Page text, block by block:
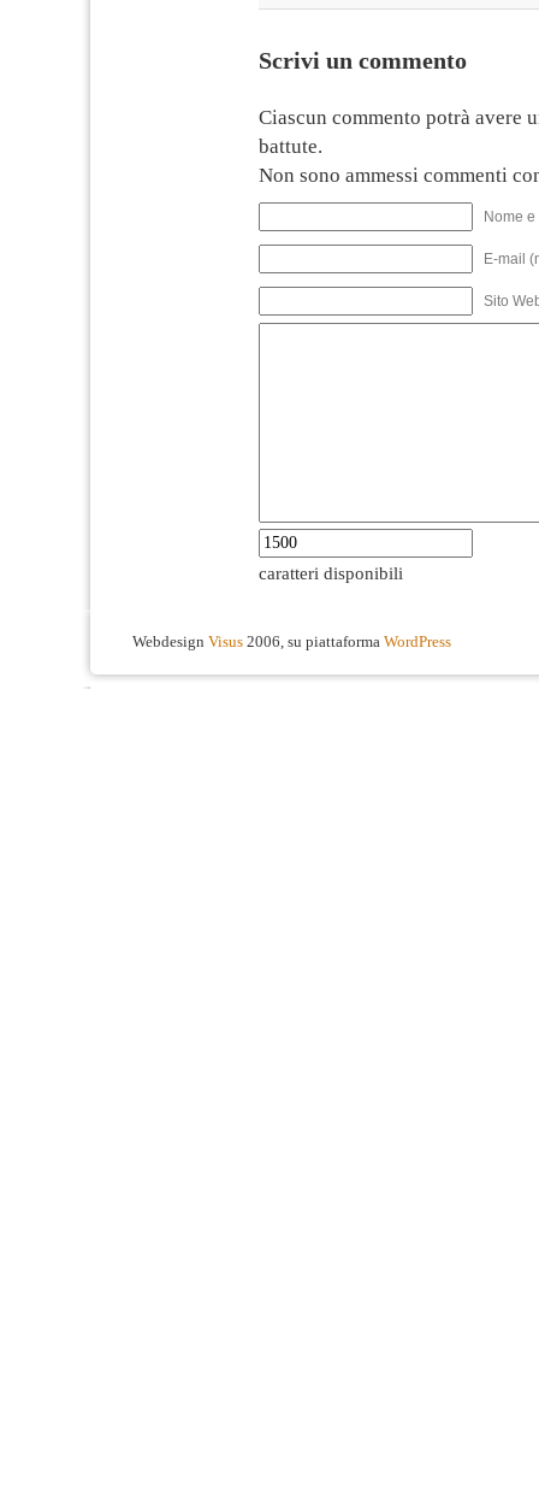
Scrivi un commento
Ciascun commento potrà avere
battute.
Non sono ammessi commenti
Nome
E-mail
Sito
caratteri disponibili
Webdesign Visus 2006, su piattaforma WordPress